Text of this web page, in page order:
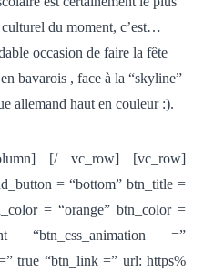
culturel du moment, c’est…
occasion de faire la fête
bavarois , face à la “skyline”
allemand haut en couleur :).
[/ vc_row] [vc_row]
= “bottom” btn_title =
= “orange” btn_color =
“btn_css_animation =”
true “btn_link =” url: https%